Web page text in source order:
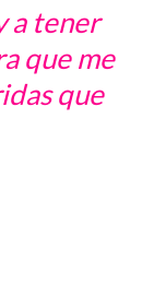
a tener
que me
que